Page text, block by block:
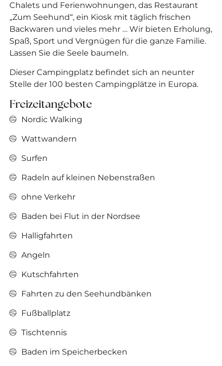
Chalets und Ferienwohnungen, das Restaurant
„Zum Seehund“, ein Kiosk mit täglich frischen
Backwaren und vieles mehr … Wir bieten Erholung,
Spaß, Sport und Vergnügen für die ganze Familie.
Lassen Sie die Seele baumeln.
Dieser Campingplatz befindet sich an neunter
Stelle der 100 besten Campingplätze in Europa.
Freizeitangebote
Nordic Walking
Wattwandern
Surfen
Radeln auf kleinen Nebenstraßen
ohne Verkehr
Baden bei Flut in der Nordsee
Halligfahrten
Angeln
Kutschfahrten
Fahrten zu den Seehundbänken
Fußballplatz
Tischtennis
Baden im Speicherbecken